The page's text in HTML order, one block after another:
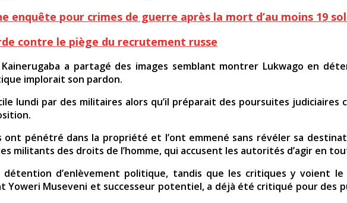
enquête pour crimes de guerre après la mort d’au moins 19
contre le piège du recrutement russe
a partagé des images semblant montrer Lukwago en
implorait son pardon.
lundi par des militaires alors qu’il préparait des poursuites judiciaires
ont pénétré dans la propriété et l’ont emmené sans révéler sa
militants des droits de l’homme, qui accusent les autorités d’agir en
détention d’enlèvement politique, tandis que les critiques y voient
Yoweri Museveni et successeur potentiel, a déjà été critiqué pour des